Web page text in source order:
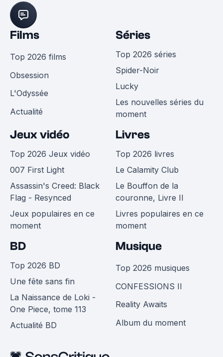
Films
Top 2026 films
Obsession
L'Odyssée
Actualité
Séries
Top 2026 séries
Spider-Noir
Lucky
Les nouvelles séries du
moment
Jeux vidéo
Top 2026 Jeux vidéo
007 First Light
Assassin's Creed: Black
Flag - Resynced
Jeux populaires en ce
moment
Livres
Top 2026 livres
Le Calamity Club
Le Bouffon de la
couronne, Livre II
Livres populaires en ce
moment
BD
Top 2026 BD
Une fête sans fin
La Naissance de Loki -
One Piece, tome 113
Actualité BD
Musique
Top 2026 musiques
CONFESSIONS II
Reality Awaits
Album du moment